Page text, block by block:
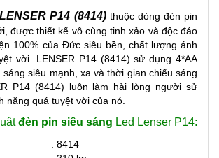
P14 (8414)thuộc dòng đèn pin
được thiết kế vô cùng tinh xảo và độc đáo
100% của Đức siêu bền, chất lượng ánh
vời. LENSER P14 (8414) sử dụng 4*AA
siêu mạnh, xa và thời gian chiếu sáng
P14 (8414) luôn làm hài lòng người sử
năng quá tuyệt vời của nó.
đèn pin siêu sáng Led Lenser P14:
: 8414